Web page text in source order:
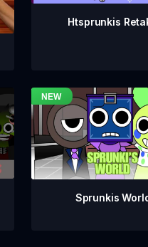
Htsprunkis
Sprunkis